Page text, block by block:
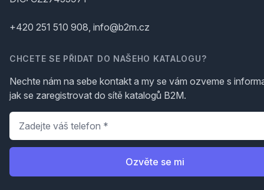
+420 251 510 908, info@b2m.cz
CHCETE SE PŘIDAT DO NAŠEHO KATALOGU?
Nechte nám na sebe kontakt a my se vám ozveme s
jak se zaregistrovat do sítě katalogů B2M.
Telefon
Ozvěte se mi